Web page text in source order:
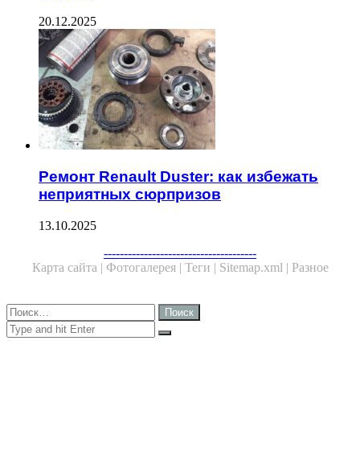
20.12.2025
Ремонт Renault Duster: как избежать
неприятных сюрпризов
13.10.2025
--------------------------------------
Карта сайта | Фотогалерея | Теги | Sitemap.xml | Разное
Close
Найти:
Close
Search